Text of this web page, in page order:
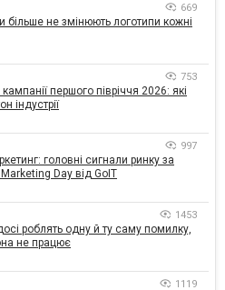
669
більше не змінюють логотипи кожні
753
першого півріччя 2026: які
індустрії
997
головні сигнали ринку за
Day від GoIT
1453
роблять одну й ту саму помилку,
не працює
1119